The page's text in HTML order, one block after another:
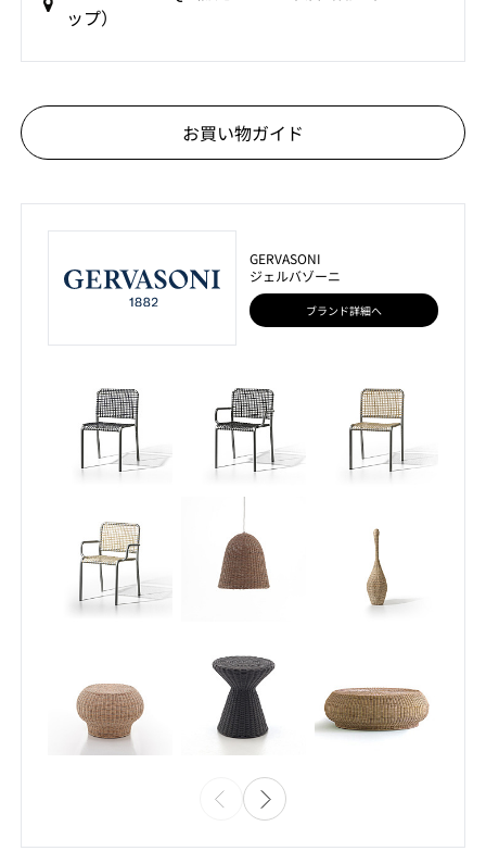
ップ）
お買い物ガイド
GERVASONI
ジェルバゾーニ
ブランド詳細へ